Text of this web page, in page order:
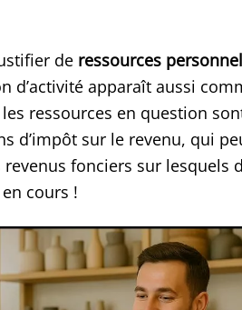
de ressources
d’activité apparaît aussi
ressources en question
d’impôt sur le revenu, qui
fonciers sur lesquels
cours !